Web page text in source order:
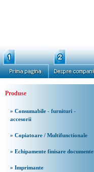
Produse
» Consumabile - furnituri -
accesorii
» Copiatoare / Multifunctionale
» Echipamente finisare documente
» Imprimante